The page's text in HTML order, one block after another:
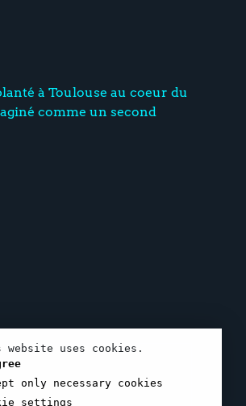
à Toulouse au coeur du
comme un second
website uses cookies.
only necessary cookies
settings